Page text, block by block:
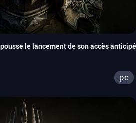
le lancement de son accès anticipé
pc